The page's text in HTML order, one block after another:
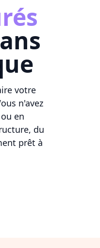
votre
n'avez
en
du
prêt à